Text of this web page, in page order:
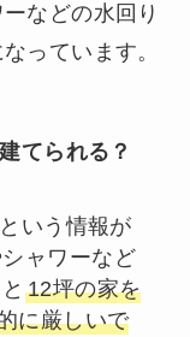
などの水回り
っています。
てられる？
いう情報が
ャワーなど
12坪の家を
に厳しいで